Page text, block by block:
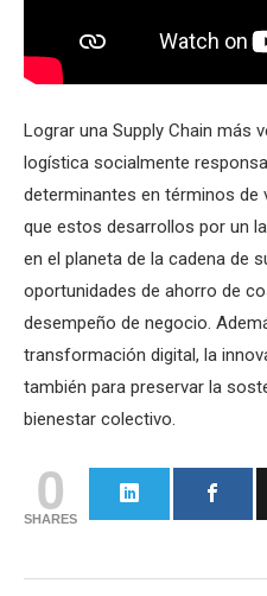
Lograr una Supply Chain más
logística socialmente
determinantes en términos de
que estos desarrollos por un
en el planeta de la cadena de
oportunidades de ahorro de
desempeño de negocio.
transformación digital, la
también para preservar la
bienestar colectivo.
0
SHARES